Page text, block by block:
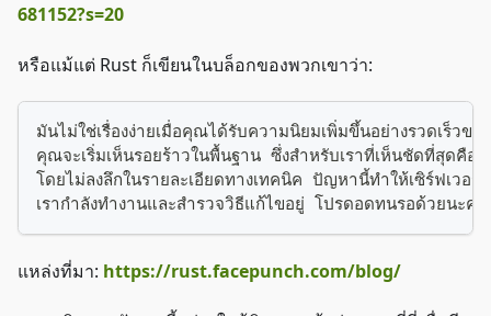
681152?s=20
หรือแม้แต่ Rust ก็เขียนในบล็อกของพวกเขาว่า:
มันไม่ใช่เรื่องง่ายเมื่อคุณได้รับความนิยมเพิ่มขึ้นอย่างรวดเร็วขน
คุณจะเริ่มเห็นรอยร้าวในพื้นฐาน ซึ่งสำหรับเราที่เห็นชัดที่สุดคือ
โดยไม่ลงลึกในรายละเอียดทางเทคนิค ปัญหานี้ทำให้เซิร์ฟเวอ
เรากำลังทำงานและสำรวจวิธีแก้ไขอยู่ โปรดอดทนรอด้วยนะครั
แหล่งที่มา: https://rust.facepunch.com/blog/